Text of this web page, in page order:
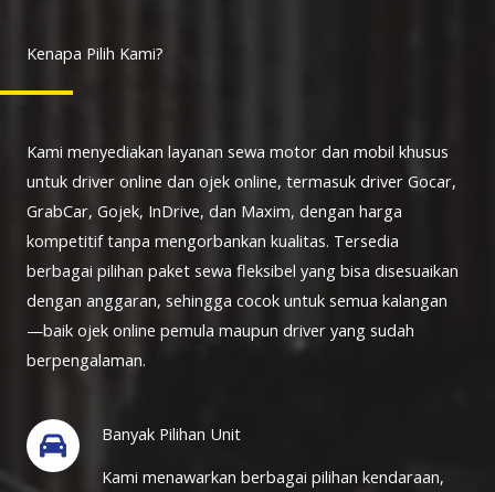
Kenapa Pilih Kami?
Kami menyediakan layanan sewa motor dan mobil khusus
untuk driver online dan ojek online, termasuk driver Gocar,
GrabCar, Gojek, InDrive, dan Maxim, dengan harga
kompetitif tanpa mengorbankan kualitas. Tersedia
berbagai pilihan paket sewa fleksibel yang bisa disesuaikan
dengan anggaran, sehingga cocok untuk semua kalangan
—baik ojek online pemula maupun driver yang sudah
berpengalaman.
Banyak Pilihan Unit
Kami menawarkan berbagai pilihan kendaraan,